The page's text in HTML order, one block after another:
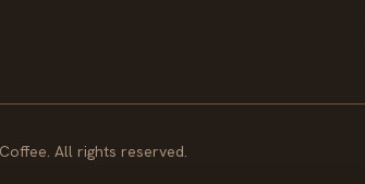
All rights reserved.